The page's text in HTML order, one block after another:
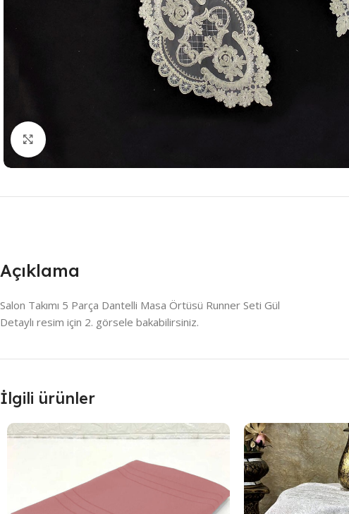
Açıklama
Salon Takımı 5 Parça Dantelli Masa Örtüsü Runner Seti Gül
Detaylı resim için 2. görsele bakabilirsiniz.
İlgili ürünler